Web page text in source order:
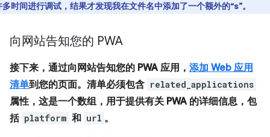
时间进行调试，结果才发现我在文件名中添加了一个额外的“s”。
向网站告知您的 PWA
接下来，通过向网站告知您的 PWA 应用， 添加 Web 应用
清单到您的页面。清单必须包含 related_applications
属性，这是一个数组，用于提供有关 PWA 的详细信息，包
括 platform 和 url 。